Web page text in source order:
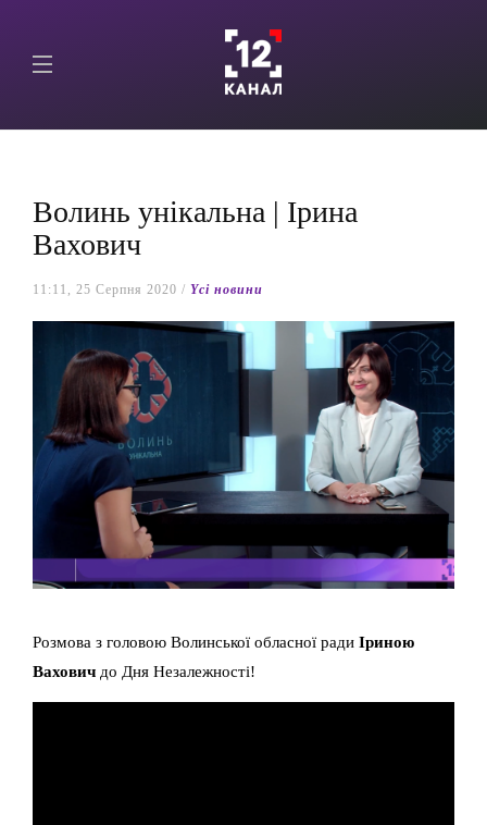
Волинь унікальна | Ірина
Вахович
11:11, 25 Серпня 2020 / Yсі новини
Розмова з головою Волинської обласної ради Іриною
Вахович до Дня Незалежності!